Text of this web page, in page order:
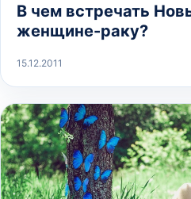
В чем встречать
женщине-раку?
15.12.2011